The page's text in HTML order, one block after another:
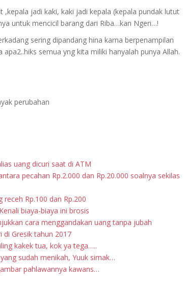
jadi kaki, kaki jadi kepala (kepala pundak lutut
untuk mencicil barang dari Riba…kan Ngeri…!
sering dipandang hina karna berpenampilan
semua yng kita miliki hanyalah punya Allah.
perubahan
uang dicuri saat di ATM
pecahan Rp.2.000 dan Rp.20.000 soalnya sekilas
Rp.100 dan Rp.200
biaya-biaya ini brosis
cara menggandakan uang tanpa jubah
Gresik tahun 2017
kakek tua, kok ya tega…..
sudah menikah, Yuuk simak…
pahlawannya kawans…